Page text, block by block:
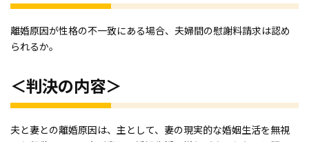
離婚原因が性格の不一致にある場合、夫婦間の慰謝料請求は認め
られるか。
＜判決の内容＞
夫と妻との離婚原因は、主として、妻の現実的な婚姻生活を無視